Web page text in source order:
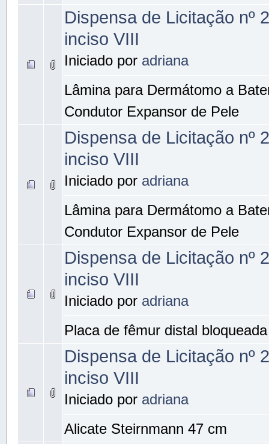
Dispensa de Licitação nº
inciso VIII
Iniciado por adriana
Lâmina para Dermátomo a
Condutor Expansor de Pele
Dispensa de Licitação nº
inciso VIII
Iniciado por adriana
Lâmina para Dermátomo a
Condutor Expansor de Pele
Dispensa de Licitação nº
inciso VIII
Iniciado por adriana
Placa de fêmur distal bloqueada
Dispensa de Licitação nº
inciso VIII
Iniciado por adriana
Alicate Steirnmann 47 cm